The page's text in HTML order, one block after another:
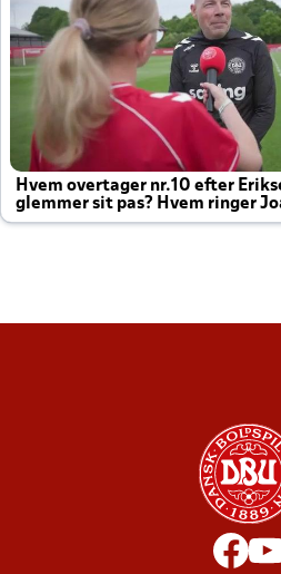
Hvem overtager nr.10 efter
glemmer sit pas? Hvem ringer
altid til efter kampe?